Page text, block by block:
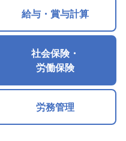
給与・賞与計算
社会保険・
労働保険
労務管理